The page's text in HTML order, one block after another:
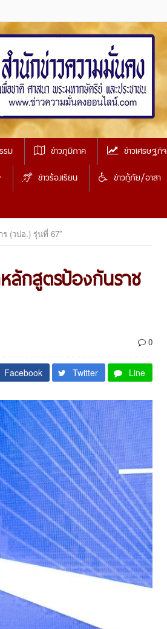
รม ข่าวภูมิภาค ข่าวเศรษฐกิจ
ข่าวร้องเรียน ข่าวกู้ภัย/อาสา
(วปอ.) รุ่นที่ 67”
ลักสูตรป้องกันราช
0
Facebook Twitter Line